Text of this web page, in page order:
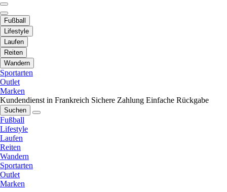
Fußball
Lifestyle
Laufen
Reiten
Wandern
Sportarten
Outlet
Marken
Kundendienst in Frankreich Sichere Zahlung Einfache Rückgabe
Suchen
Fußball
Lifestyle
Laufen
Reiten
Wandern
Sportarten
Outlet
Marken